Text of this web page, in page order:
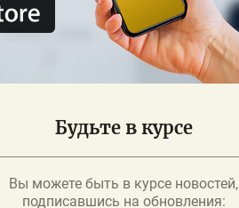
Будьте в курсе
Вы можете быть в курсе новостей,
подписавшись на обновления: